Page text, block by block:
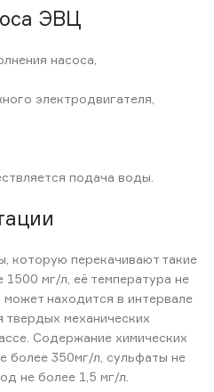
ЭВЦ
насоса,
электродвигателя,
подача воды.
которую перекачивают такие
мг/л, её температура не
находится в интервале
твердых механических
Содержание химических
более 350мг/л, сульфаты не
не более 1,5 мг/л.